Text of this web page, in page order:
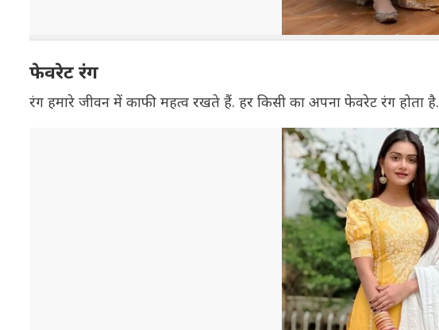
फेवरेट रंग
रंग हमारे जीवन में काफी महत्व रखते हैं. हर किसी का अपना फेवरेट रंग होता है.